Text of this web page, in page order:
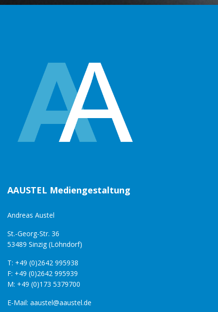
AAUSTEL Mediengestaltung
Andreas Austel
St.-Georg-Str. 36
53489 Sinzig (Löhndorf)
T: +49 (0)2642 995938
F: +49 (0)2642 995939
M: +49 (0)173 5379700
E-Mail: aaustel@aaustel.de